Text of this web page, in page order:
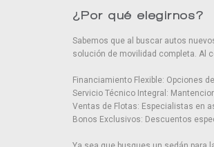
¿Por qué elegirnos?
Sabemos que al buscar autos
solución de movilidad completa. Al
Financiamiento Flexible: Opciones
Servicio Técnico Integral:
Ventas de Flotas: Especialistas en
Bonos Exclusivos: Descuentos